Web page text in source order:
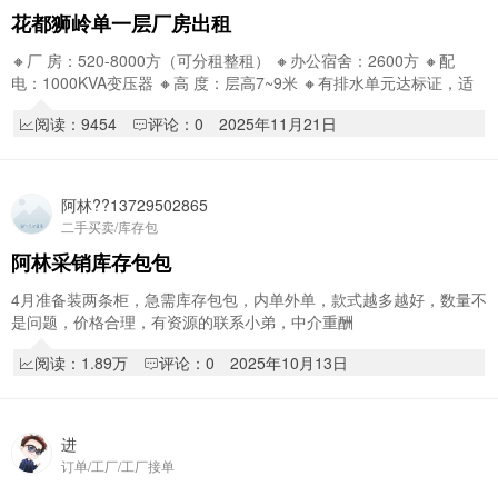
花都狮岭单一层厂房出租
🔸厂 房：520-8000方（可分租整租） 🔸办公宿舍：2600方 🔸配
电：1000KVA变压器 🔸高 度：层高7~9米 🔸有排水单元达标证，适
阅读：9454
评论：0 2025年11月21日
阿林??13729502865
二手买卖/库存包
阿林采销库存包包
4月准备装两条柜，急需库存包包，内单外单，款式越多越好，数量不
是问题，价格合理，有资源的联系小弟，中介重酬
阅读：1.89万
评论：0 2025年10月13日
进
订单/工厂/工厂接单